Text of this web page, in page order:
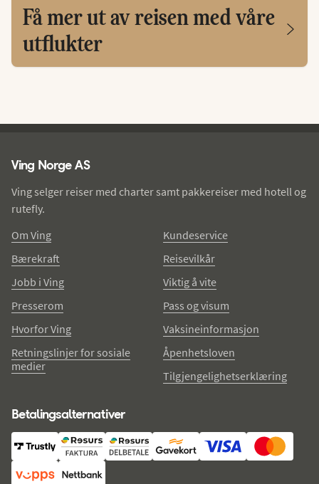
Få mer ut av reisen med våre
utflukter
Ving Norge AS
Ving selger reiser med charter samt pakkereiser med hotell og
rutefly.
Om Ving
Bærekraft
Jobb i Ving
Presserom
Hvorfor Ving
Retningslinjer for sosiale
medier
Kundeservice
Reisevilkår
Viktig å vite
Pass og visum
Vaksineinformasjon
Åpenhetsloven
Tilgjengelighetserklæring
Betalingsalternativer